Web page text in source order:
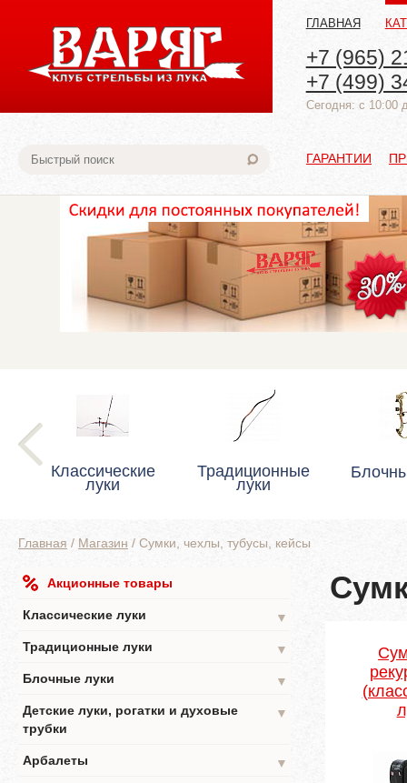
ГЛАВНАЯ
+7 (965)
+7 (499)
Cегодня: с 10:00
ГАРАНТИИ
Классические
луки
Традиционные
луки
Главная / Магазин / Сумки, чехлы, тубусы, кейсы
Акционные товары
Классические луки
▼
Традиционные луки
▼
Блочные луки
▼
Детские луки, рогатки и духовые
трубки
▼
Арбалеты
▼